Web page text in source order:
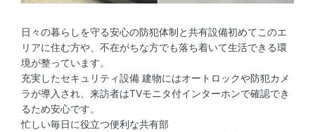
日々の暮らしを守る安心の防犯体制と共有設備初めてこのエ
リアに住む方や、不在がちな方でも落ち着いて生活できる環
境が整っています。
充実したセキュリティ設備 建物にはオートロックや防犯カメ
ラが導入され、来訪者はTVモニタ付インターホンで確認でき
るため安心です。
忙しい毎日に役立つ便利な共有部